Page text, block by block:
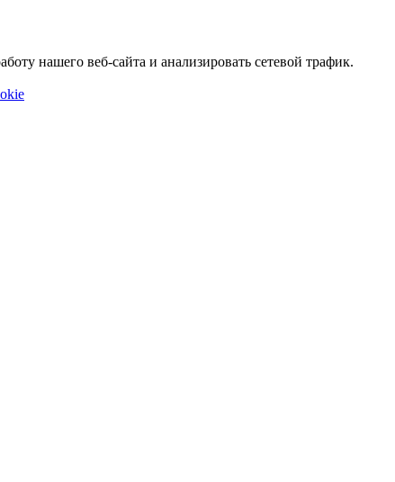
нашего веб-сайта и анализировать сетевой трафик.